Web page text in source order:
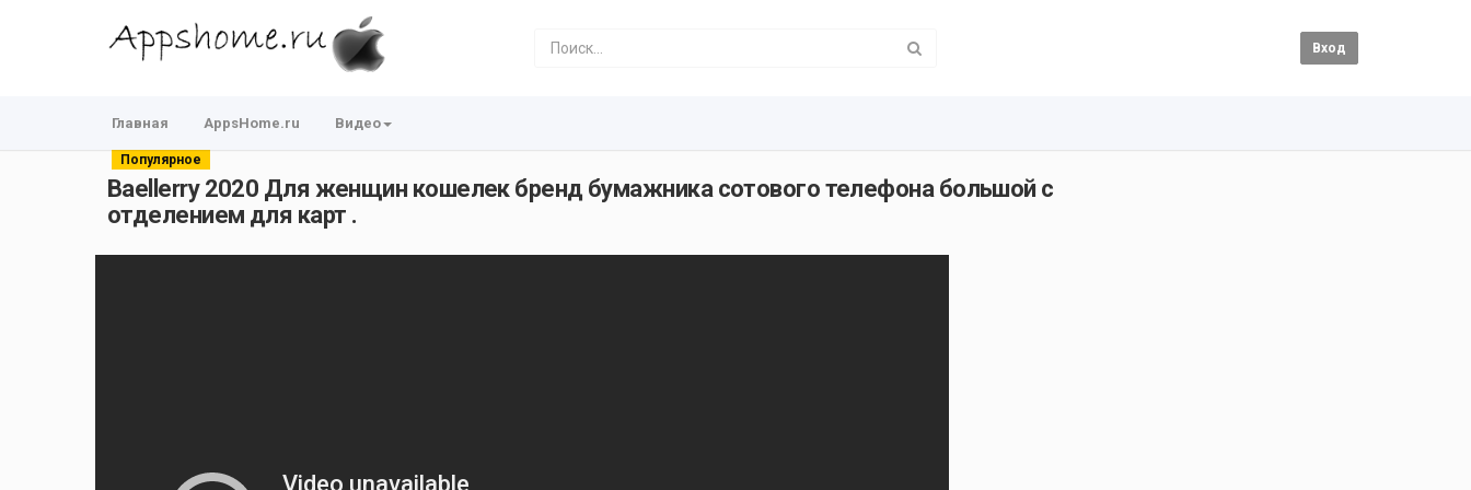
Вход
Главная AppsHome.ru Видео
Популярное
Baellerry 2020 Для женщин кошелек бренд бумажника сотового телефона большой с
отделением для карт .